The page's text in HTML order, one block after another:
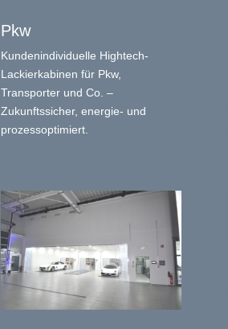
Pkw
Kundenindividuelle Hightech-
Lackierkabinen für Pkw,
Transporter und Co. –
Zukunftssicher, energie- und
prozessoptimiert.